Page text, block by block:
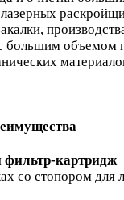
большим объемом
картридж
со стопором для